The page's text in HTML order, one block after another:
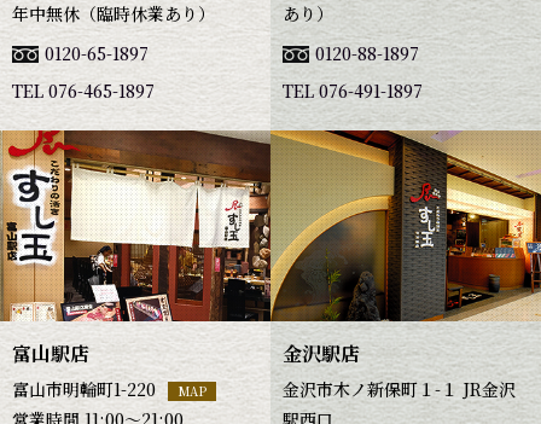
年中無休（臨時休業あり）
0120-65-1897
TEL 076-465-1897
あり）
0120-88-1897
TEL 076-491-1897
富山駅店
富山市明輪町1-220 MAP
営業時間 11:00～21:00
金沢駅店
金沢市木ノ新保町１-１ JR金沢
駅西口